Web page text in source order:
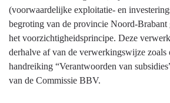
(voorwaardelijke exploitatie- en
begroting van de provincie Noord-Brabant
het voorzichtigheidsprincipe. Deze
derhalve af van de verwerkingswijze zoals
handreiking “Verantwoorden van
van de Commissie BBV.